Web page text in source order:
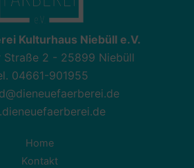
Kulturhaus Niebüll e.V.
Straße 2 - 25899 Niebüll
04661-901955
Home
Kontakt